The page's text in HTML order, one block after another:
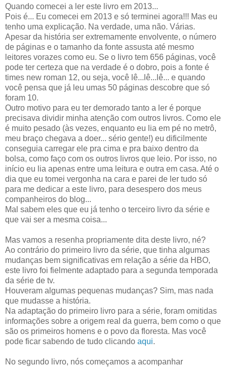
Quando comecei a ler este livro em 2013...
Pois é... Eu comecei em 2013 e só terminei agora!!! Mas eu
tenho uma explicação. Na verdade, uma não. Várias.
Apesar da história ser extremamente envolvente, o número
de páginas e o tamanho da fonte assusta até mesmo
leitores vorazes como eu. Se o livro tem 656 páginas, você
pode ter certeza que na verdade é o dobro, pois a fonte é
times new roman 12, ou seja, você lê...lê...lê... e quando
você pensa que já leu umas 50 páginas descobre que só
foram 10.
Outro motivo para eu ter demorado tanto a ler é porque
precisava dividir minha atenção com outros livros. Como ele
é muito pesado (às vezes, enquanto eu lia em pé no metrô,
meu braço chegava a doer... sério gente!) eu dificilmente
conseguia carregar ele pra cima e pra baixo dentro da
bolsa, como faço com os outros livros que leio. Por isso, no
início eu lia apenas entre uma leitura e outra em casa. Até o
dia que eu tomei vergonha na cara e parei de ler tudo só
para me dedicar a este livro, para desespero dos meus
companheiros do blog...
Mal sabem eles que eu já tenho o terceiro livro da série e
que vai ser a mesma coisa...
Mas vamos a resenha propriamente dita deste livro, né?
Ao contrário do primeiro livro da série, que tinha algumas
mudanças bem significativas em relação a série da HBO,
este livro foi fielmente adaptado para a segunda temporada
da série de tv.
Houveram algumas pequenas mudanças? Sim, mas nada
que mudasse a história.
Na adaptação do primeiro livro para a série, foram omitidas
informações sobre a origem real da guerra, bem como o que
são os primeiros homens e o povo da floresta. Mas você
pode ficar sabendo de tudo clicando aqui.
No segundo livro, nós começamos a acompanhar